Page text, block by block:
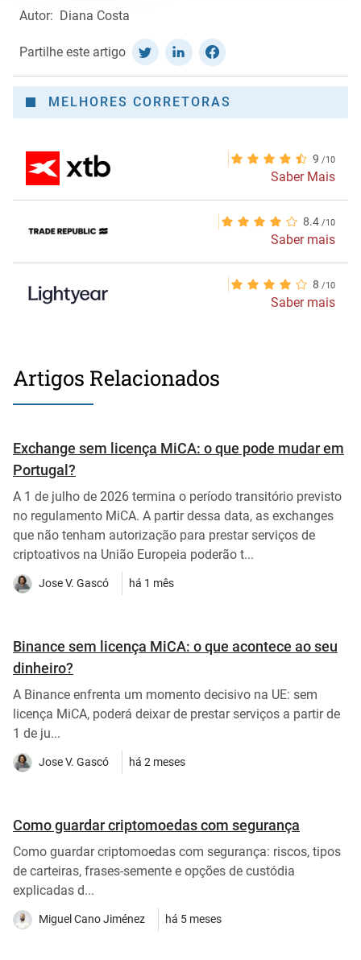
Autor: Diana Costa
Partilhe este artigo
MELHORES CORRETORAS
9
Saber Mais
8.4
Saber mais
8
Saber mais
Artigos Relacionados
Exchange sem licença MiCA: o que pode mudar em
Portugal?
A 1 de julho de 2026 termina o período transitório previsto
no regulamento MiCA. A partir dessa data, as exchanges
que não tenham autorização para prestar serviços de
criptoativos na União Europeia poderão t...
Jose V. Gascó há 1 mês
Binance sem licença MiCA: o que acontece ao seu
dinheiro?
A Binance enfrenta um momento decisivo na UE: sem
licença MiCA, poderá deixar de prestar serviços a partir de
1 de ju...
Jose V. Gascó há 2 meses
Como guardar criptomoedas com segurança
Como guardar criptomoedas com segurança: riscos, tipos
de carteiras, frases-semente e opções de custódia
explicadas d...
Miguel Cano Jiménez há 5 meses